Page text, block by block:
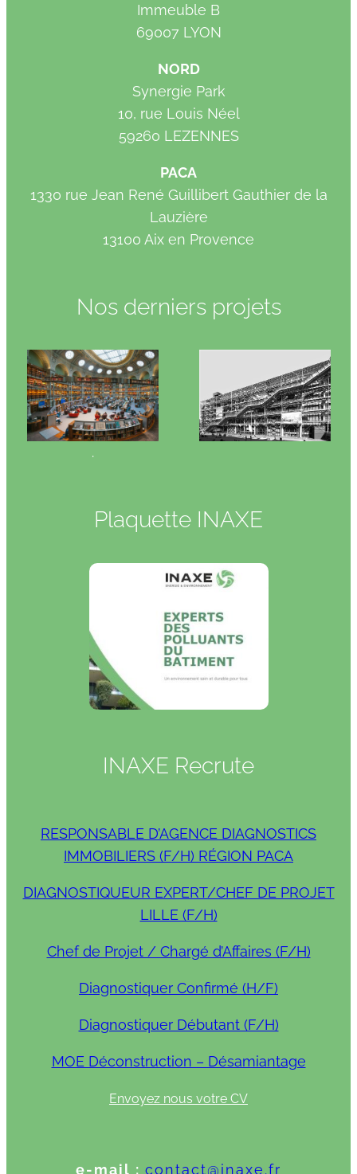
Immeuble B
69007 LYON
NORD
Synergie Park
10, rue Louis Néel
59260 LEZENNES
PACA
1330 rue Jean René Guillibert Gauthier de la
Lauzière
13100 Aix en Provence
Nos derniers projets
.
Plaquette INAXE
INAXE Recrute
RESPONSABLE D’AGENCE DIAGNOSTICS
IMMOBILIERS (F/H) RÉGION PACA
DIAGNOSTIQUEUR EXPERT/CHEF DE PROJET
LILLE (F/H)
Chef de Projet / Chargé d’Affaires (F/H)
Diagnostiquer Confirmé (H/F)
Diagnostiquer Débutant (F/H)
MOE Déconstruction – Désamiantage
Envoyez nous votre CV
e-mail : contact@inaxe.fr